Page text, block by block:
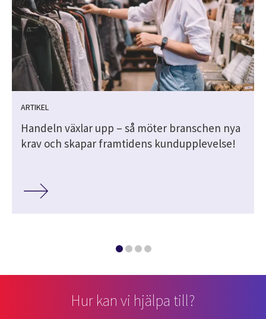
ARTIKEL
Handeln växlar upp – så möter branschen nya
krav och skapar framtidens kundupplevelse!
Hur kan vi hjälpa till?